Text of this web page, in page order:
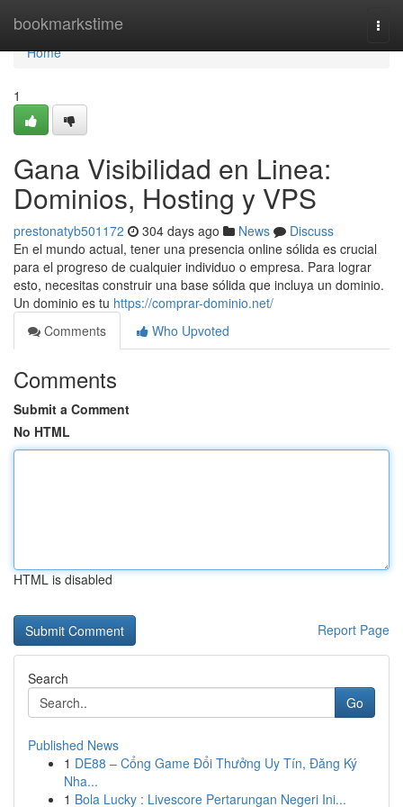
bookmarkstime
Home
Home
1
Gana Visibilidad en Linea:
Dominios, Hosting y VPS
prestonatyb501172 304 days ago News
Discuss
En el mundo actual, tener una presencia online sólida es crucial
para el progreso de cualquier individuo o empresa. Para lograr
esto, necesitas construir una base sólida que incluya un dominio.
Un dominio es tu https://comprar-dominio.net/
Comments
Who Upvoted
Comments
Submit a Comment
No HTML
HTML is disabled
Report Page
Search
Go
Published News
1 DE88 – Cổng Game Đổi Thưởng Uy Tín, Đăng Ký
Nha...
1 Bola Lucky : Livescore Pertarungan Negeri Ini...